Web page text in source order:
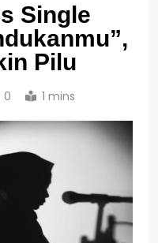
Single
Pilu
0 1 mins